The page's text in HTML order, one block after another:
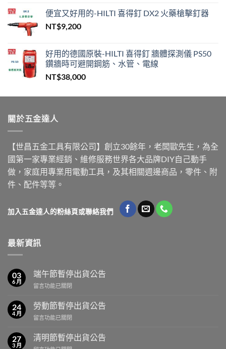
便宜又好用的-HILTI 喜得釘 DX2 火藥槍擊釘器
NT$9,200
好用的德國原裝-HILTI 喜得釘 牆體探測儀 PS50
鑽牆時可避開鋼筋、水管、電線
NT$38,000
關於五金達人
【世昌五金工具有限公司】創立30餘年，老闆歐先生，為全
國第一家專業經銷、維修服務世界各大品牌DIY自己動手
做，家庭用專業用電動工具，及其相關週邊商品，零件、附
件、配件等等。
加入五金達人的粉絲頁或聯絡我們
最新資訊
03
6 月
端午節暫停出貨公告
在
午
節
暫
出
貨
留言功能已關閉
24
4 月
勞動節暫停出貨公告
在
動
節
留言功能已關閉
27
3 月
清明節暫停出貨公告